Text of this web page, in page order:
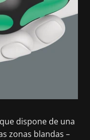
dispone de una
zonas blandas –